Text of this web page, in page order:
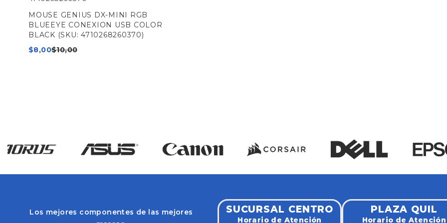
MOUSE GENIUS DX-MINI RGB
BLUEEYE CONEXION USB COLOR
BLACK (SKU: 4710268260370)
$10,00
$8,00
Los mejores componentes de las mejores
SUCURSAL CENTRO
Horario de Atención
PLAZA QUIL
Horario de Atención